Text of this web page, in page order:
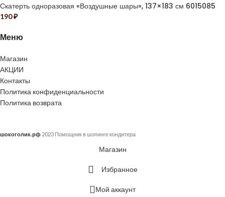
Скатерть одноразовая «Воздушные шары», 137×183 см 6015085
190₽
Меню
Магазин
АКЦИИ
Контакты
Политика конфиденциальности
Политика возврата
шокоголик.рф 2023 Помощник в шопинге кондитера
Магазин
Избранное
Мой аккаунт